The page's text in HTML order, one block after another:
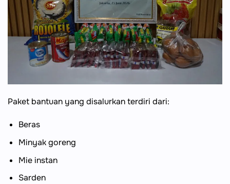
Paket bantuan yang disalurkan terdiri dari:
Beras
Minyak goreng
Mie instan
Sarden